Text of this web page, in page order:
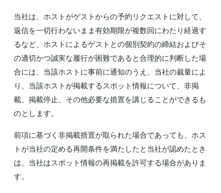
当社は、ホストがゲストからの予約リクエストに対して、
返信を一切行わないまま有効期限が複数回にわたり経過す
るなど、ホストによるゲストとの個別契約の締結およびそ
の適切かつ誠実な履行が困難であると合理的に判断した場
合には、当該ホストに事前に通知のうえ、当社の裁量によ
り、当該ホストが掲載するスポット情報について、非掲
載、掲載停止、その他必要な措置を講じることができるも
のとします。
前項に基づく非掲載措置が取られた場合であっても、ホス
トが当社の定める再開条件を満たしたと当社が認めたとき
は、当社はスポット情報の再掲載を許可する場合がありま
す。